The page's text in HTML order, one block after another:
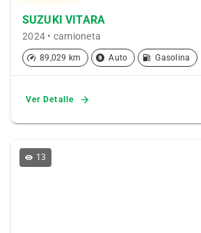
SUZUKI VITARA
2024 • camioneta
89,029 km Auto Gasolina
Ver Detalle
13